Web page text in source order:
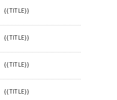
{{TITLE}}
{{TITLE}}
{{TITLE}}
{{TITLE}}